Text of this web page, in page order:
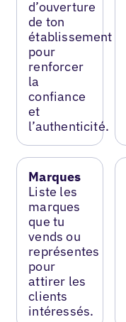
d’ouverture
de ton
établissement
pour
renforcer
la
confiance
et
l’authenticité.
Marques
Liste les
marques
que tu
vends ou
représentes
pour
attirer les
clients
intéressés.